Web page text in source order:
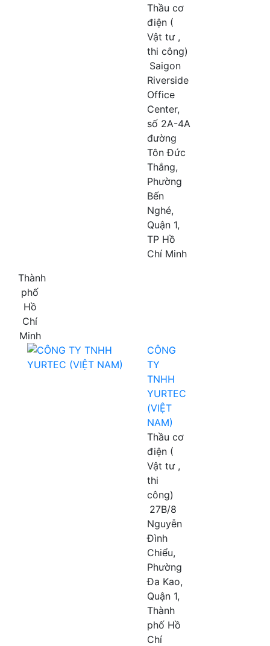
Thầu cơ
điện (
Vật tư ,
thi công)
Saigon
Riverside
Office
Center,
số 2A-4A
đường
Tôn Đức
Thắng,
Phường
Bến
Nghé,
Quận 1,
TP Hồ
Chí Minh
Thành
phố
Hồ
Chí
Minh
CÔNG
TY
TNHH
YURTEC
(VIỆT
NAM)
Thầu cơ
điện (
Vật tư ,
thi
công)
27B/8
Nguyễn
Đình
Chiểu,
Phường
Đa Kao,
Quận 1,
Thành
phố Hồ
Chí